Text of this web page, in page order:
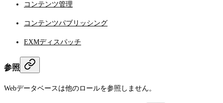
コンテンツ管理
コンテンツパブリッシング
EXMディスパッチ
参照
Webデータベースは他のロールを参照しません。